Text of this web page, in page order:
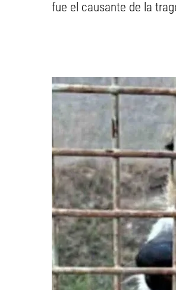
fue el causante de la